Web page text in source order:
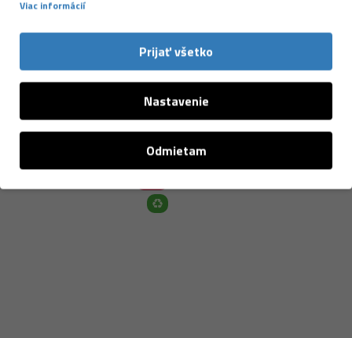
NAPOSLEDY PREZERANÉ
Viac informácií
Prijať všetko
Nastavenie
Odmietam